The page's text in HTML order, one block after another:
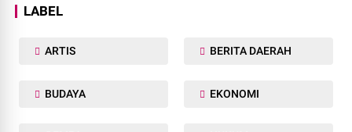
LABEL
ARTIS BERITA DAERAH
BUDAYA EKONOMI